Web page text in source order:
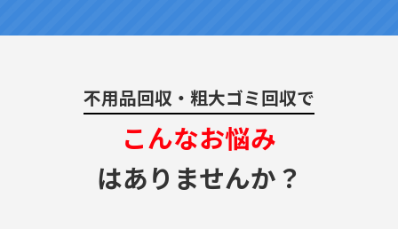
不用品回収・粗大ゴミ回収で
こんなお悩み
はありませんか？